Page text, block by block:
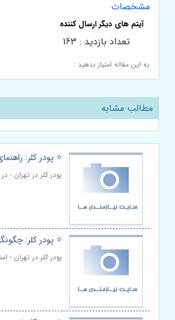
مشخصات
به این مقاله امتیاز بدهید :
تعداد بازدید : 163
مطالب مشابه
⭐️ پودر کلر:
پودر کلر در تهران
⭐️ پودر کلر:
پودر کلر در تهران